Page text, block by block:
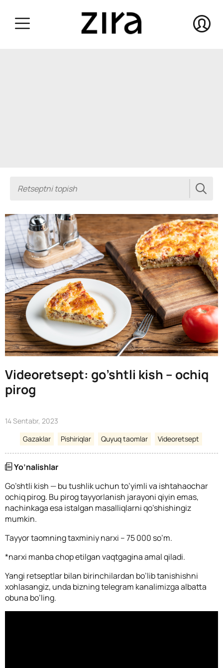
Videoretsept: go’shtli kish – ochiq
pirog
14 Sentabr, 2023
Gazaklar
Pishiriqlar Quyuq taomlar Videoretsept
Yo’nalishlar
Go’shtli kish — bu tushlik uchun to’yimli va ishtahaochar
ochiq pirog. Bu pirog tayyorlanish jarayoni qiyin emas,
nachinkaga esa istalgan masalliqlarni qo’shishingiz
mumkin.
Tayyor taomning taxminiy narxi – 75 000 so’m.
*narxi manba chop etilgan vaqtgagina amal qiladi.
Yangi retseptlar bilan birinchilardan bo’lib tanishishni
xohlasangiz, unda bizning telegram kanalimizga albatta
obuna bo’ling.